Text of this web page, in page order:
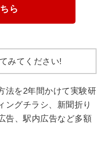
ら
みてください!
法を2年間かけて実験研
ングチラシ、新聞折り
告、駅内広告など多額